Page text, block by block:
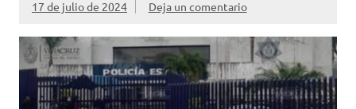
17 de julio de 2024 Deja un comentario